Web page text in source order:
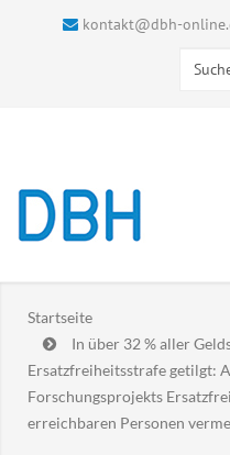
kontakt@dbh-
Startseite
In über 32 % aller
Ersatzfreiheitsstrafe getilgt:
Forschungsprojekts
erreichbaren Personen